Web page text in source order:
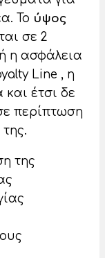
Το ύψος
σε 2
η ασφάλεια
Line , η
έτσι δε
περίπτωση
της